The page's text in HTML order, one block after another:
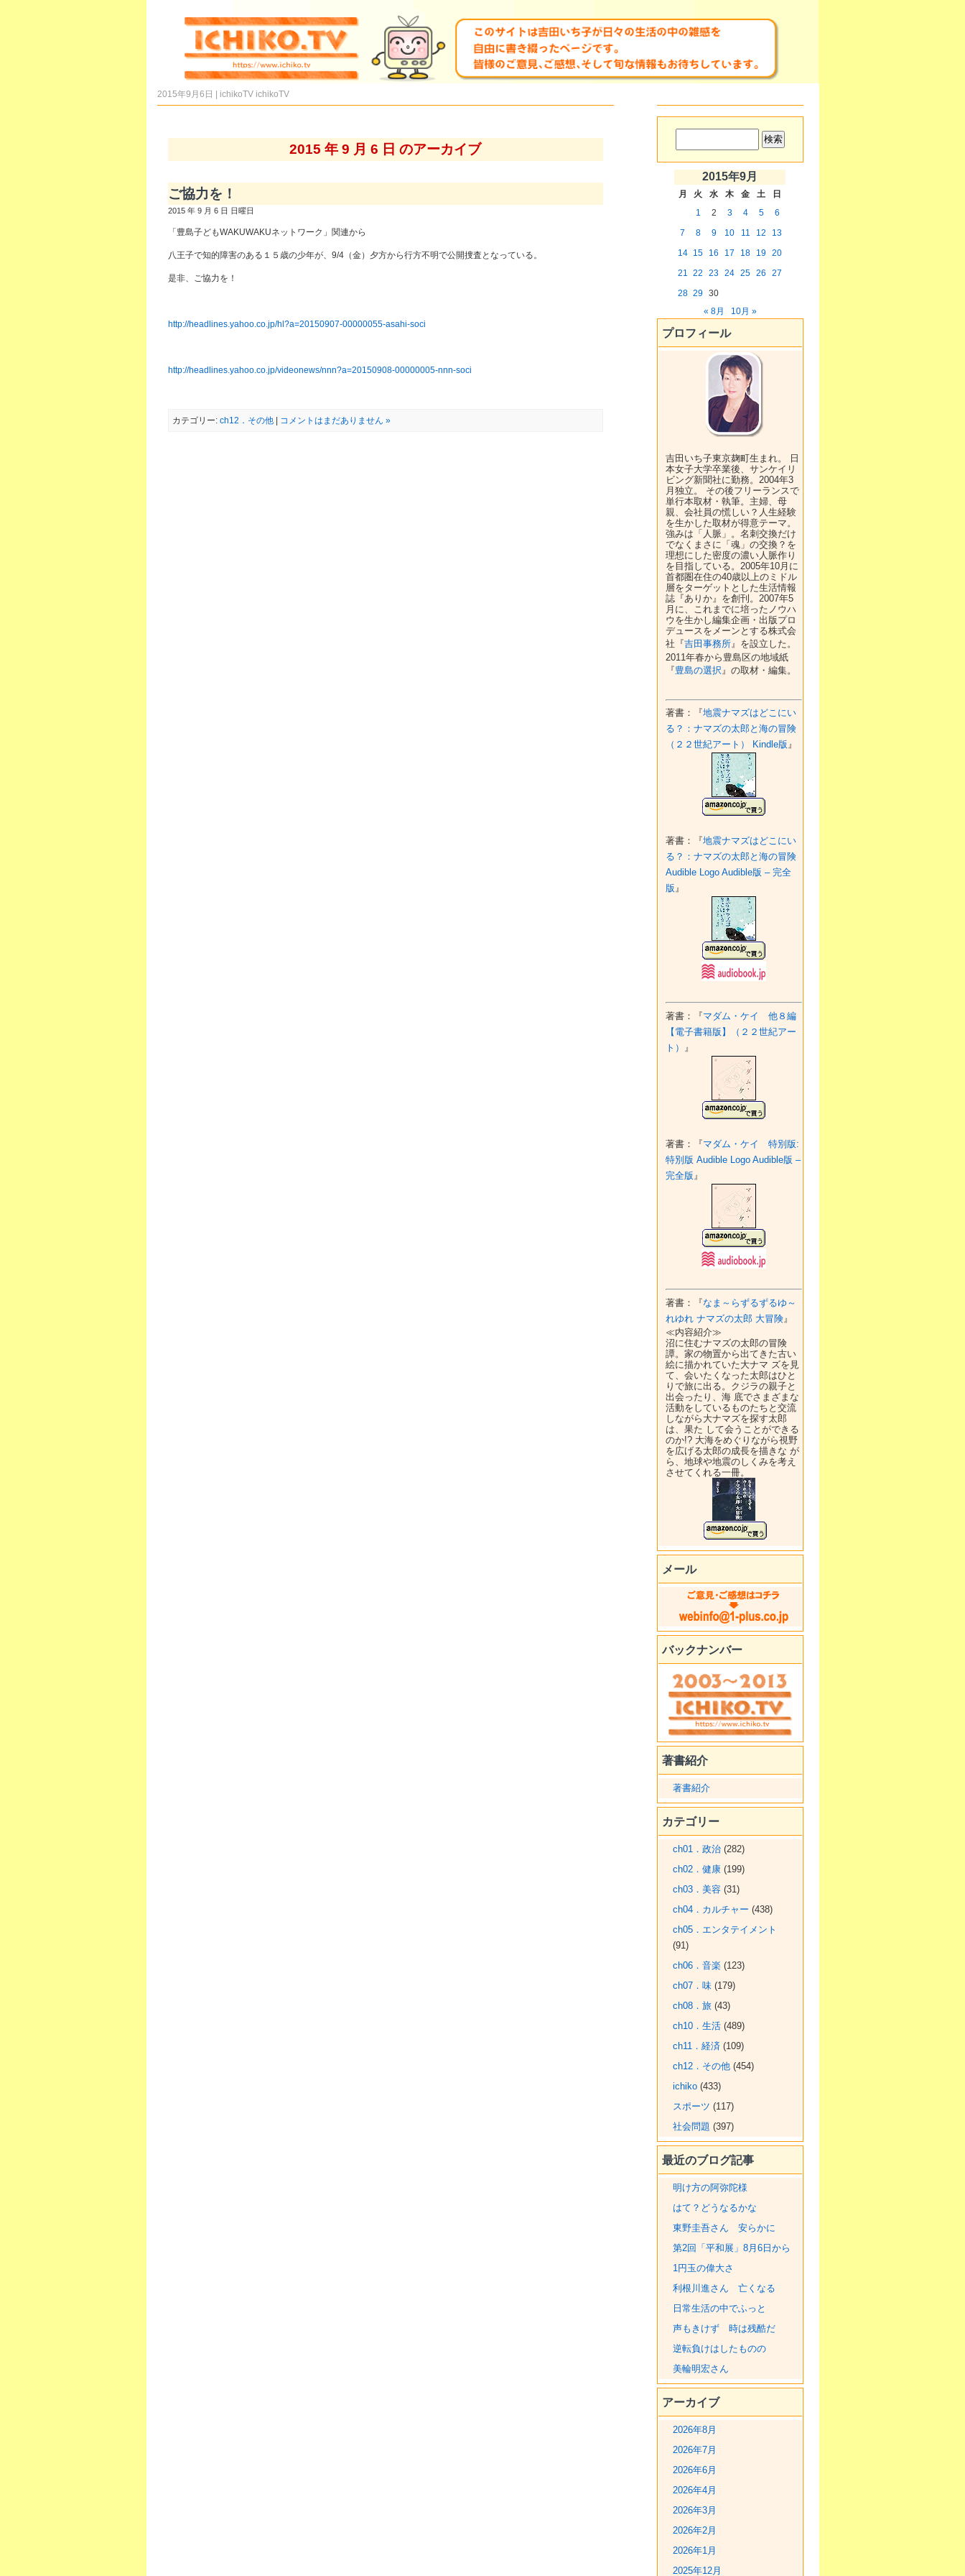
2015年9月6日 | ichikoTV ichikoTV
2015 年 9 月 6 日 のアーカイブ
ご協力を！
2015 年 9 月 6 日 日曜日
「豊島子どもWAKUWAKUネットワーク」関連から
八王子で知的障害のある１５歳の少年が、9/4（金）夕方から行方不明で公開捜査となっている。
是非、ご協力を！
http://headlines.yahoo.co.jp/hl?a=20150907-00000055-asahi-soci
http://headlines.yahoo.co.jp/videonews/nnn?a=20150908-00000005-nnn-soci
カテゴリー: ch12．その他| コメントはまだありません »
2015年9月
月 火 水 木 金 土
日
1
2 3 4 5
6
7
8 9 10 11 12
13
14
15 16 17 18 19 20
21 22 23 24 25 26
27
28 29 30
« 8月
10月 »
プロフィール
吉田いち子東京麹町生まれ。 日
本女子大学卒業後、サンケイリ
ビング新聞社に勤務。2004年3
月独立。 その後フリーランスで
単行本取材・執筆。主婦、母
親、会社員の慌しい？人生経験
を生かした取材が得意テーマ。
強みは「人脈」。名刺交換だけ
でなくまさに「魂」の交換？を
理想にした密度の濃い人脈作り
を目指している。2005年10月に
首都圏在住の40歳以上のミドル
層をターゲットとした生活情報
誌『ありか』を創刊。2007年5
月に、これまでに培ったノウハ
ウを生かし編集企画・出版プロ
デュースをメーンとする株式会
社『吉田事務所』を設立した。
2011年春から豊島区の地域紙
『豊島の選択』の取材・編集。
著書：『地震ナマズはどこにい
る？：ナマズの太郎と海の冒険
（２２世紀アート） Kindle版』
著書：『地震ナマズはどこにい
る？：ナマズの太郎と海の冒険
Audible Logo Audible版 – 完全
版』
著書：『マダム・ケイ 他８編
【電子書籍版】（２２世紀アー
ト）
』
著書：『マダム・ケイ 特別版:
特別版 Audible Logo Audible版 –
完全版 』
著書：『なま～らずるずるゆ～
れゆれ ナマズの太郎 大冒険』
≪内容紹介≫
沼に住むナマズの太郎の冒険
譚。家の物置から出てきた古い
絵に描かれていた大ナマ ズを見
て、会いたくなった太郎はひと
りで旅に出る。クジラの親子と
出会ったり、海 底でさまざまな
活動をしているものたちと交流
しながら大ナマズを探す太郎
は、果た して会うことができる
のか!? 大海をめぐりながら視野
を広げる太郎の成長を描きな が
ら、地球や地震のしくみを考え
させてくれる一冊。
メール
バックナンバー
著書紹介
著書紹介
カテゴリー
ch01．政治(282)
ch02．健康(199)
ch03．美容(31)
ch04．カルチャー (438)
ch05．エンタテイメント
(91)
ch06．音楽(123)
ch07．味(179)
ch08．旅(43)
ch10．生活(489)
ch11．経済 (109)
ch12．その他(454)
ichiko(433)
スポーツ (117)
社会問題 (397)
最近のブログ記事
明け方の阿弥陀様
はて？どうなるかな
東野圭吾さん 安らかに
第2回「平和展」8月6日から
1円玉の偉大さ
利根川進さん 亡くなる
日常生活の中でふっと
声もきけず 時は残酷だ
逆転負けはしたものの
美輪明宏さん
アーカイブ
2026年8月
2026年7月
2026年6月
2026年4月
2026年3月
2026年2月
2026年1月
2025年12月